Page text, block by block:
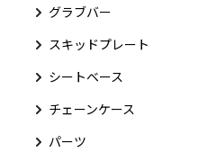
グラブバー
スキッドプレート
シートベース
チェーンケース
パーツ